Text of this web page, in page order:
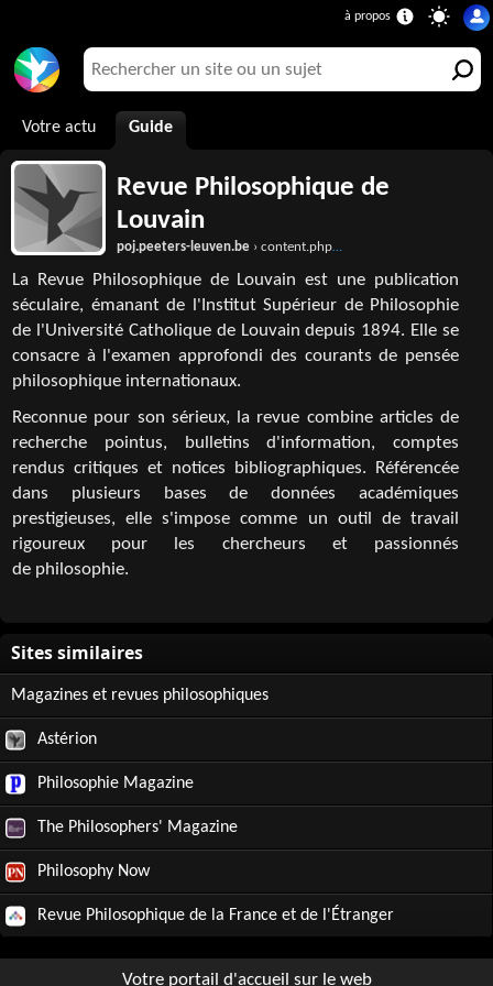
Votre actu Guide
Revue Philosophique de
Louvain
poj.peeters-leuven.be › content.php?url=journal&journal_code=RPL
La Revue Philosophique de Louvain est une publication
séculaire, émanant de l'Institut Supérieur de Philosophie
de l'Université Catholique de Louvain depuis 1894. Elle se
consacre à l'examen approfondi des courants de pensée
philosophique internationaux.
Reconnue pour son sérieux, la revue combine articles de
recherche pointus, bulletins d'information, comptes
rendus critiques et notices bibliographiques. Référencée
dans plusieurs bases de données académiques
prestigieuses, elle s'impose comme un outil de travail
rigoureux pour les chercheurs et passionnés
de philosophie.
Magazines et revues philosophiques
Astérion
Philosophie Magazine
The Philosophers' Magazine
Philosophy Now
Revue Philosophique de la France et de l'Étranger
Votre portail d'accueil sur le web